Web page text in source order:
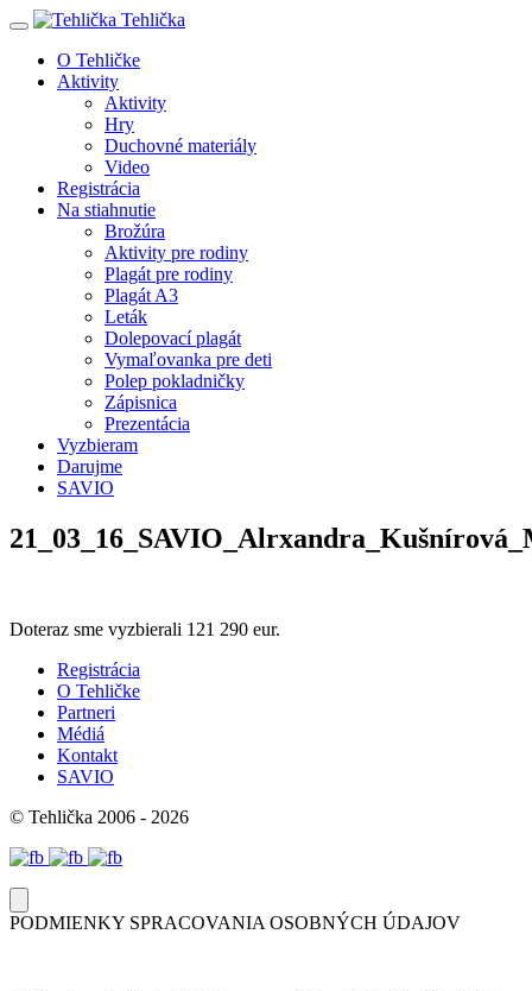
Tehlička
O Tehličke
Aktivity
Aktivity
Hry
Duchovné materiály
Video
Registrácia
Na stiahnutie
Brožúra
Aktivity pre rodiny
Plagát pre rodiny
Plagát A3
Leták
Dolepovací plagát
Vymaľovanka pre deti
Polep pokladničky
Zápisnica
Prezentácia
Vyzbieram
Darujme
SAVIO
Doteraz sme vyzbierali 121 290 eur.
Registrácia
O Tehličke
Partneri
Médiá
Kontakt
SAVIO
© Tehlička 2006 - 2026
PODMIENKY SPRACOVANIA OSOBNÝCH ÚDAJOV